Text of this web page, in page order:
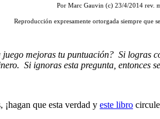
Por Marc Gauvin (c) 23/4/2014 rev.
Reproducción expresamente ortorgada siempre que
mejoras tu puntuación? Si logras
Si ignoras esta pregunta, entonces
que esta verdad y este libro